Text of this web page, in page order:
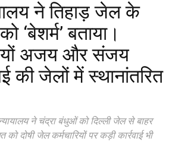
ने तिहाड़ जेल के
‘बेशर्म’ बताया।
अजय और संजय
की जेलों में स्थानांतरित
ने चंद्रा बंधुओं को दिल्ली जेल से बाहर
को दोषी जेल कर्मचारियों पर कड़ी कार्रवाई भी